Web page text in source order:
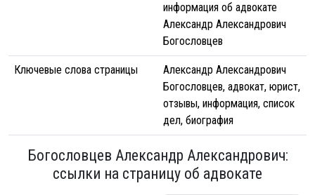
информация об адвокате
Александр Александрович
Богословцев
Ключевые слова страницы
Александр Александрович
Богословцев, адвокат, юрист,
отзывы, информация, список
дел, биография
Богословцев Александр Александрович:
ссылки на страницу об адвокате